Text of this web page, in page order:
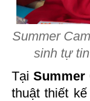
Summer
sinh tự
Tại Summer
thuật thiết